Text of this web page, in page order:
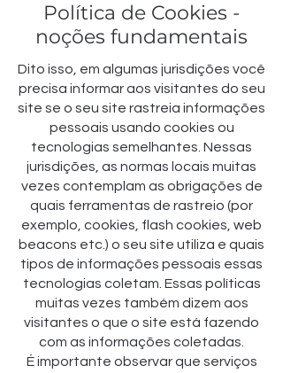
Política de Cookies -
noções fundamentais
Dito isso, em algumas jurisdições você
precisa informar aos visitantes do seu
site se o seu site rastreia informações
pessoais usando cookies ou
tecnologias semelhantes. Nessas
jurisdições, as normas locais muitas
vezes contemplam as obrigações de
quais ferramentas de rastreio (por
exemplo, cookies, flash cookies, web
beacons etc.) o seu site utiliza e quais
tipos de informações pessoais essas
tecnologias coletam. Essas políticas
muitas vezes também dizem aos
visitantes o que o site está fazendo
com as informações coletadas.
É importante observar que serviços